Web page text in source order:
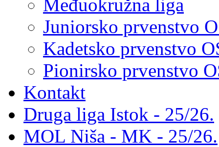
Međuokružna liga
Juniorsko prvenstvo
Kadetsko prvenstvo
Pionirsko prvenstvo
Kontakt
Druga liga Istok - 25/26.
MOL Niša - MK - 25/26.